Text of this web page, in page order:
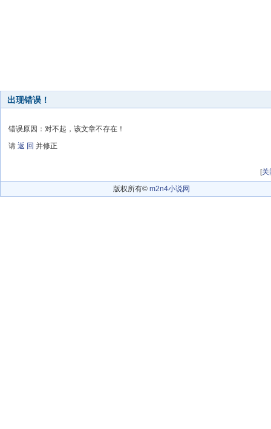
出现错误！
错误原因：对不起，该文章不存在！
请 返 回 并修正
[关
版权所有© m2n4小说网